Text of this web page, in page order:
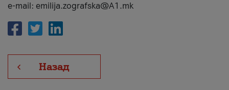
e-mail: emilija.zografska@A1.mk
Назад